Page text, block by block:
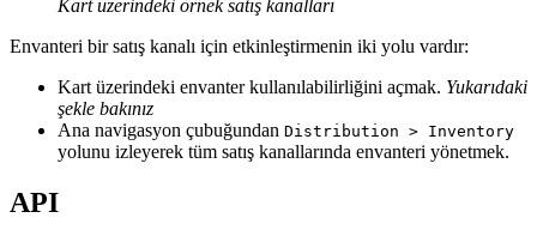
Kart üzerindeki örnek satış kanalları
Envanteri bir satış kanalı için etkinleştirmenin iki yolu vardır:
Kart üzerindeki envanter kullanılabilirliğini açmak. Yukarıdaki
şekle bakınız
Ana navigasyon çubuğundan Distribution > Inventory
yolunu izleyerek tüm satış kanallarında envanteri yönetmek.
API